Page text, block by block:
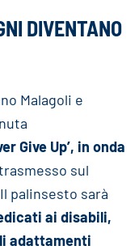
DIVENTANO
Malagoli e
Give Up’, in onda
sul
palinsesto sarà
ai disabili,
adattamenti